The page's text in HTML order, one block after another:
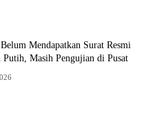
Mendapatkan Surat Resmi
Putih, Masih Pengujian di Pusat